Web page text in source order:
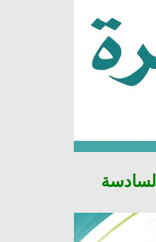
السادسة